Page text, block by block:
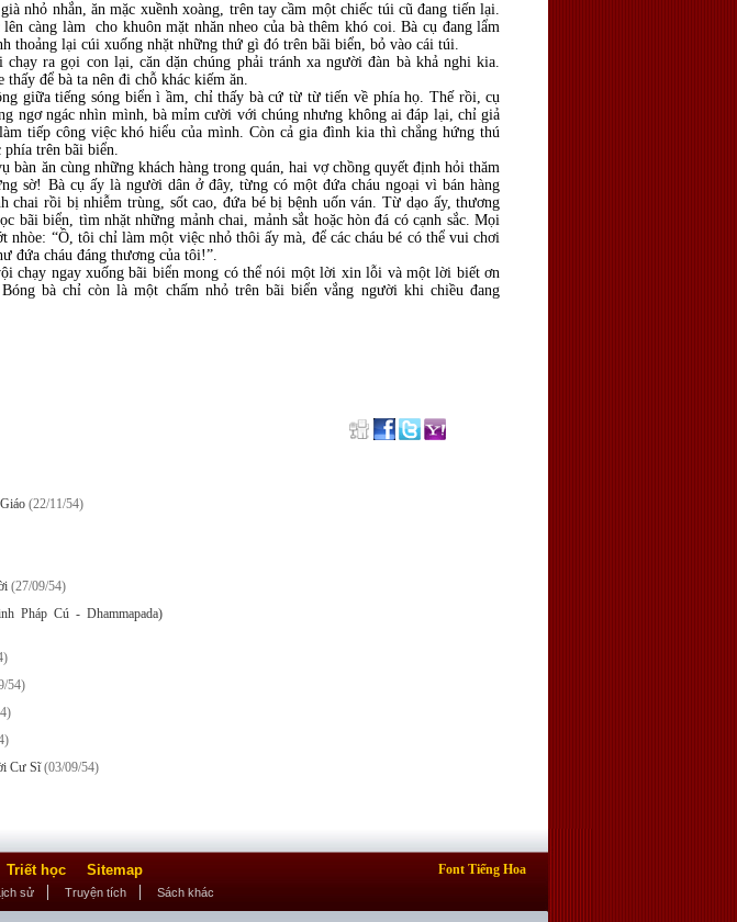
nhỏ nhắn, ăn mặc xuềnh xoàng, trên tay cầm một chiếc túi cũ đang tiến lại.
càng làm cho khuôn mặt nhăn nheo của bà thêm khó coi. Bà cụ đang lẩm
thoảng lại cúi xuống nhặt những thứ gì đó trên bãi biển, bỏ vào cái túi.
ra gọi con lại, căn dặn chúng phải tránh xa người đàn bà khả nghi kia.
để bà ta nên đi chỗ khác kiếm ăn.
giữa tiếng sóng biển ì ầm, chỉ thấy bà cứ từ từ tiến về phía họ. Thế rồi, cụ
ngơ ngác nhìn mình, bà mỉm cười với chúng nhưng không ai đáp lại, chỉ giả
tiếp công việc khó hiểu của mình. Còn cả gia đình kia thì chẳng hứng thú
phía trên bãi biển.
ăn cùng những khách hàng trong quán, hai vợ chồng quyết định hỏi thăm
sờ! Bà cụ ấy là người dân ở đây, từng có một đứa cháu ngoại vì bán hàng
chai rồi bị nhiễm trùng, sốt cao, đứa bé bị bệnh uốn ván. Từ dạo ấy, thương
bãi biển, tìm nhặt những mảnh chai, mảnh sắt hoặc hòn đá có cạnh sắc. Mọi
“Ồ, tôi chỉ làm một việc nhỏ thôi ấy mà, để các cháu bé có thể vui chơi
đứa cháu đáng thương của tôi!”.
chạy ngay xuống bãi biển mong có thể nói một lời xin lỗi và một lời biết ơn
bà chỉ còn là một chấm nhỏ trên bãi biển vắng người khi chiều đang
(22/11/54)
(27/09/54)
Pháp Cú - Dhammapada)
54)
Cư Sĩ (03/09/54)
Triết học Sitemap Font Tiếng Hoa
sử Truyện tích Sách khác